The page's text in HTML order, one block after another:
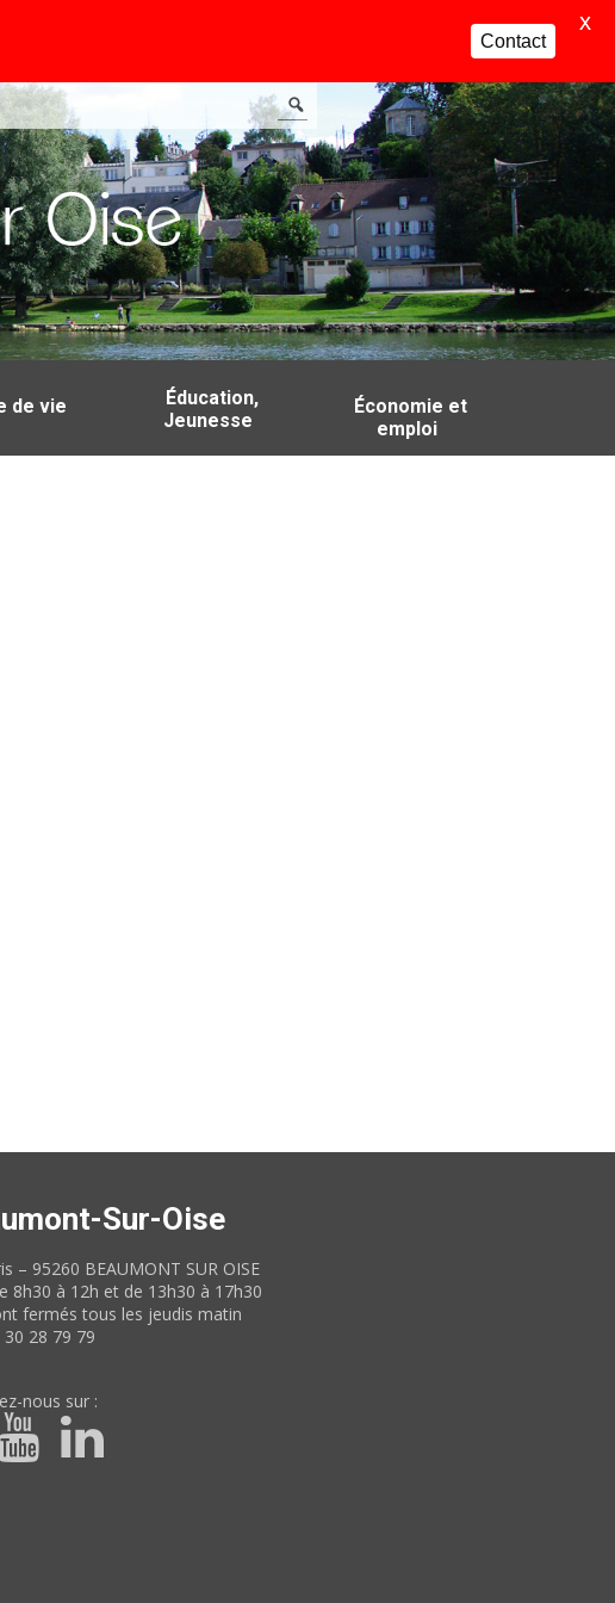
de vie
Éducation,
Jeunesse
Économie et
emploi
Sur-Oise
– 95260 BEAUMONT SUR OISE
8h30 à 12h et de 13h30 à 17h30
fermés tous les jeudis matin
30 28 79 79
nous sur :
Contact
X